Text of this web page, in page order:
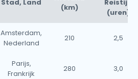
Stad, Land
(km)
Reistijd
(uren)
Amsterdam,
Nederland
210 2,5
Parijs,
Frankrijk
280 3,0